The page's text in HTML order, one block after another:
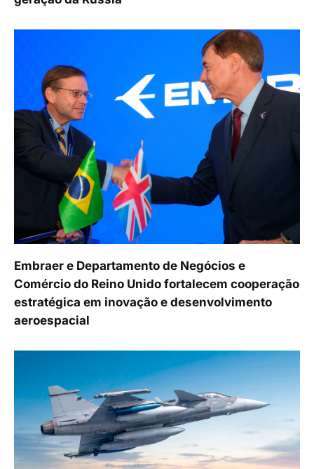
Embraer e Departamento de Negócios e
Comércio do Reino Unido fortalecem cooperação
estratégica em inovação e desenvolvimento
aeroespacial